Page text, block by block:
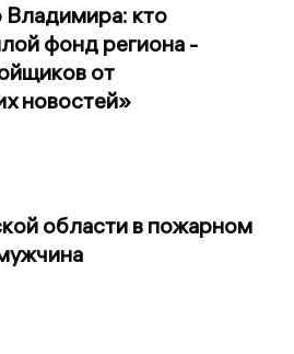
кто
фонд региона -
от
новостей»
области в пожарном